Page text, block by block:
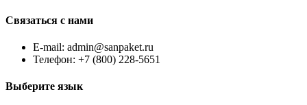
Связаться с нами
E-mail: admin@sanpaket.ru
Телефон: +7 (800) 228-5651
Выберите язык